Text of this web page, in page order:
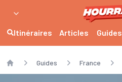
Itinéraires Articles Guides
Guides France